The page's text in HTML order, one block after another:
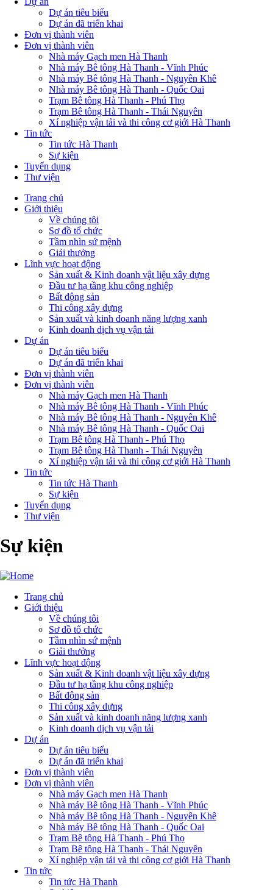
Dự án tiêu biểu
Dự án đã triển khai
Đơn vị thành viên
Đơn vị thành viên
Nhà máy Gạch men Hà Thanh
Nhà máy Bê tông Hà Thanh - Vĩnh Phúc
Nhà máy Bê tông Hà Thanh - Nguyên Khê
Nhà máy Bê tông Hà Thanh - Quốc Oai
Trạm Bê tông Hà Thanh - Phú Thọ
Trạm Bê tông Hà Thanh - Thái Nguyên
Xí nghiệp vận tải và thi công cơ giới Hà Thanh
Tin tức
Tin tức Hà Thanh
Sự kiện
Tuyển dụng
Thư viện
Main
Trang chủ
Giới thiệu
Về chúng tôi
Sơ đồ tổ chức
Tầm nhìn sứ mệnh
Giải thưởng
Lĩnh vực hoạt động
Sản xuất & Kinh doanh vật liệu xây dựng
Đầu tư hạ tầng khu công nghiệp
Bất động sản
Thi công xây dựng
Sản xuất và kinh doanh năng lượng xanh
Kinh doanh dịch vụ vận tải
Dự án
Dự án tiêu biểu
Dự án đã triển khai
Đơn vị thành viên
Đơn vị thành viên
Nhà máy Gạch men Hà Thanh
Nhà máy Bê tông Hà Thanh - Vĩnh Phúc
Nhà máy Bê tông Hà Thanh - Nguyên Khê
Nhà máy Bê tông Hà Thanh - Quốc Oai
Trạm Bê tông Hà Thanh - Phú Thọ
Trạm Bê tông Hà Thanh - Thái Nguyên
Xí nghiệp vận tải và thi công cơ giới Hà Thanh
Tin tức
Tin tức Hà Thanh
Sự kiện
Tuyển dụng
Thư viện
Sự kiện
Main
Trang chủ
Giới thiệu
Về chúng tôi
Sơ đồ tổ chức
Tầm nhìn sứ mệnh
Giải thưởng
Lĩnh vực hoạt động
Sản xuất & Kinh doanh vật liệu xây dựng
Đầu tư hạ tầng khu công nghiệp
Bất động sản
Thi công xây dựng
Sản xuất và kinh doanh năng lượng xanh
Kinh doanh dịch vụ vận tải
Dự án
Dự án tiêu biểu
Dự án đã triển khai
Đơn vị thành viên
Đơn vị thành viên
Nhà máy Gạch men Hà Thanh
Nhà máy Bê tông Hà Thanh - Vĩnh Phúc
Nhà máy Bê tông Hà Thanh - Nguyên Khê
Nhà máy Bê tông Hà Thanh - Quốc Oai
Trạm Bê tông Hà Thanh - Phú Thọ
Trạm Bê tông Hà Thanh - Thái Nguyên
Xí nghiệp vận tải và thi công cơ giới Hà Thanh
Tin tức
Tin tức Hà Thanh